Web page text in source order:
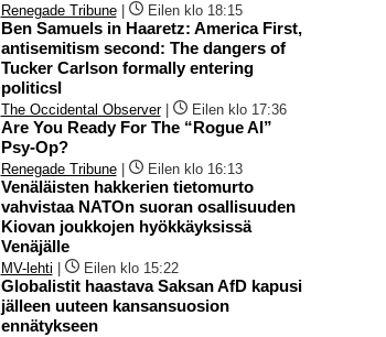
Renegade Tribune| Eilen klo 18:15
Ben Samuels in Haaretz: America First,
antisemitism second: The dangers of
Tucker Carlson formally entering
politicsI
The Occidental Observer| Eilen klo 17:36
Are You Ready For The “Rogue AI”
Psy-Op?
Renegade Tribune| Eilen klo 16:13
Venäläisten hakkerien tietomurto
vahvistaa NATOn suoran osallisuuden
Kiovan joukkojen hyökkäyksissä
Venäjälle
MV-lehti Eilen klo 15:22
Globalistit haastava Saksan AfD kapusi
jälleen uuteen kansansuosion
ennätykseen